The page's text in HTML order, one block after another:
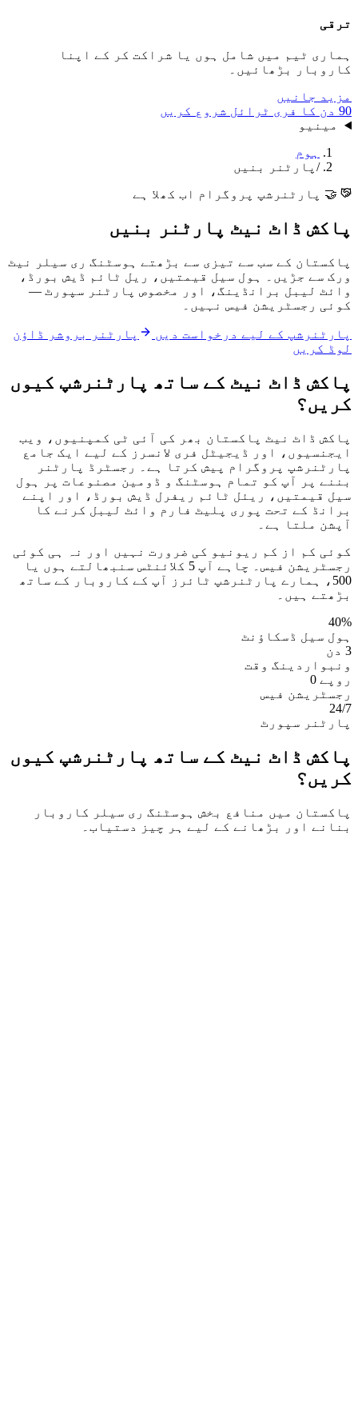
ترقی
ہماری ٹیم میں شامل ہوں یا شراکت کر کے اپنا
کاروبار بڑھائیں۔
مزید جانیں
90 دن کا فری ٹرائل شروع کریں
مینیو
ہوم
/ پارٹنر بنیں
🤝 پارٹنرشپ پروگرام اب کھلا ہے
پاکش ڈاٹ نیٹ پارٹنر بنیں
پاکستان کے سب سے تیزی سے بڑھتے ہوسٹنگ ری سیلر نیٹ
ورک سے جڑیں۔ ہول سیل قیمتیں، ریل ٹائم ڈیش بورڈ،
وائٹ لیبل برانڈینگ، اور مخصوص پارٹنر سپورٹ —
کوئی رجسٹریشن فیس نہیں۔
پارٹنرشپ کے لیے درخواست دیں
پارٹنر بروشر ڈاؤن
لوڈ کریں
پاکش ڈاٹ نیٹ کے ساتھ پارٹنرشپ کیوں
کریں؟
پاکش ڈاٹ نیٹ پاکستان بھر کی آئی ٹی کمپنیوں، ویب
ایجنسیوں، اور ڈیجیٹل فری لانسرز کے لیے ایک جامع
پارٹنرشپ پروگرام پیش کرتا ہے۔ رجسٹرڈ پارٹنر
بننے پر آپ کو تمام ہوسٹنگ و ڈومین مصنوعات پر ہول
سیل قیمتیں، ریئل ٹائم ریفرل ڈیش بورڈ، اور اپنے
برانڈ کے تحت پوری پلیٹ فارم وائٹ لیبل کرنے کا
آپشن ملتا ہے۔
کوئی کم از کم ریونیو کی ضرورت نہیں اور نہ ہی کوئی
رجسٹریشن فیس۔ چاہے آپ 5 کلائنٹس سنبھالتے ہوں یا
500، ہمارے پارٹنرشپ ٹائرز آپ کے کاروبار کے ساتھ
بڑھتے ہیں۔
40%
ہول سیل ڈسکاؤنٹ
3 دن
ونبواردینگ وقت
روپے 0
رجسٹریشن فیس
24/7
پارٹنر سپورٹ
پاکش ڈاٹ نیٹ کے ساتھ پارٹنرشپ کیوں
کریں؟
پاکستان میں منافع بخش ہوسٹنگ ری سیلر کاروبار
بنانے اور بڑھانے کے لیے ہر چیز دستیاب۔